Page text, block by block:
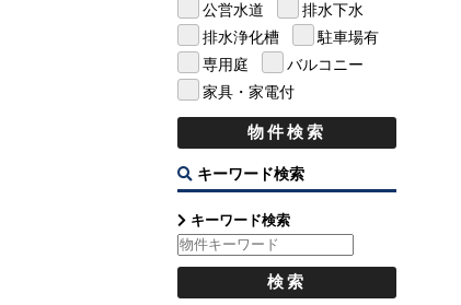
公営水道
排水下水
排水浄化槽
駐車場有
専用庭
バルコニー
家具・家電付
キーワード検索
キーワード検索